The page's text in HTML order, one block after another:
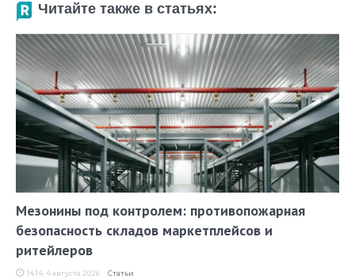
Читайте также в статьях:
Мезонины под контролем: противопожарная
безопасность складов маркетплейсов и
ритейлеров
14:14, 4 августа 2026 Статьи